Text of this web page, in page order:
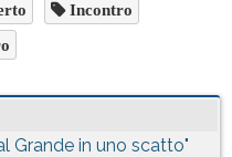
Incontro
Grande in uno scatto"